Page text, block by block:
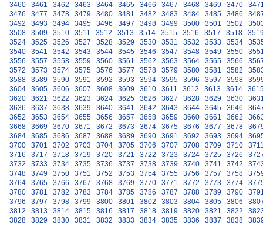
3460
3461 3462 3463 3464 3465 3466 3467 3468 3469 3470
3476
3477 3478 3479 3480 3481 3482 3483 3484 3485 3486
3492
3493 3494 3495 3496 3497 3498 3499 3500 3501 3502
3508
3509 3510 3511 3512 3513 3514 3515 3516 3517 3518
3524
3525 3526 3527 3528 3529 3530 3531 3532 3533 3534
3540
3541 3542 3543 3544 3545 3546 3547 3548 3549 3550
3556
3557 3558 3559 3560 3561 3562 3563 3564 3565 3566
3572
3573 3574 3575 3576 3577 3578 3579 3580 3581 3582
3588
3589 3590 3591 3592 3593 3594 3595 3596 3597 3598
3604
3605 3606 3607 3608 3609 3610 3611 3612 3613 3614
3620
3621 3622 3623 3624 3625 3626 3627 3628 3629 3630
3636
3637 3638 3639 3640 3641 3642 3643 3644 3645 3646
3652
3653 3654 3655 3656 3657 3658 3659 3660 3661 3662
3668
3669 3670 3671 3672 3673 3674 3675 3676 3677 3678
3684
3685 3686 3687 3688 3689 3690 3691 3692 3693 3694
3700
3701 3702 3703 3704 3705 3706 3707 3708 3709 3710
3716
3717 3718 3719 3720 3721 3722 3723 3724 3725 3726
3732
3733 3734 3735 3736 3737 3738 3739 3740 3741 3742
3748
3749 3750 3751 3752 3753 3754 3755 3756 3757 3758
3764
3765 3766 3767 3768 3769 3770 3771 3772 3773 3774
3780
3781 3782 3783 3784 3785 3786 3787 3788 3789 3790
3796
3797 3798 3799 3800 3801 3802 3803 3804 3805 3806
3812
3813 3814 3815 3816 3817 3818 3819 3820 3821 3822
3828
3829 3830 3831 3832 3833 3834 3835 3836 3837 3838